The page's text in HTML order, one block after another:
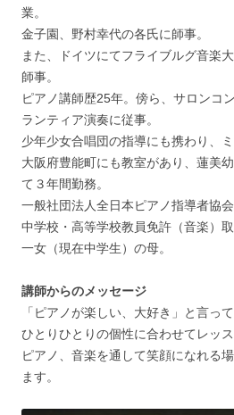
業。
金子園、野村幸代の各氏に師事。
また、ドイツにてフライブルグ音楽
師事。
ピアノ講師歴25年。傍ら、サロンコ
ランティア演奏に従事。
少年少女合唱団の指導にも携わり、
大阪府豊能町にも教室があり、蓮美
て３年間勤務。
一般社団法人全日本ピアノ指導者協
中学校・高等学校教員免許（音楽）取
一女（現在中学生）の母。
講師からのメッセージ
「ピアノが楽しい、大好き」と言っ
ひとりひとりの個性に合わせてレッス
ピアノ、音楽を通して笑顔になれる
ます。